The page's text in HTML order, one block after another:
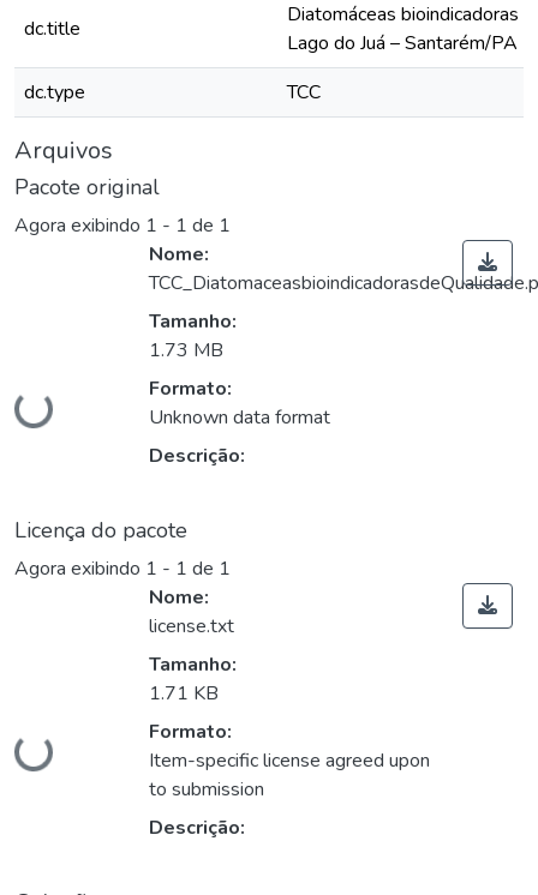
dc.title
Diatomáceas bioindicadoras
Lago do Juá – Santarém/PA
dc.type
TCC
Arquivos
Pacote original
Agora exibindo 1 - 1 de 1
Carregando...
Nome:
Tamanho:
1.73 MB
Formato:
Unknown data format
Descrição:
Licença do pacote
Agora exibindo 1 - 1 de 1
Carregando...
Nome:
license.txt
Tamanho:
1.71 KB
Formato:
Item-specific license agreed upon
to submission
Descrição: